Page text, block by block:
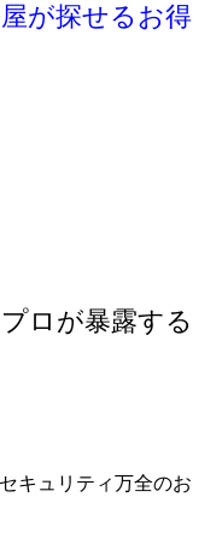
が探せるお得
ロが暴露する
キュリティ万全のお